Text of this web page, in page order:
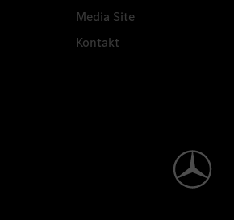
Media Site
Kontakt